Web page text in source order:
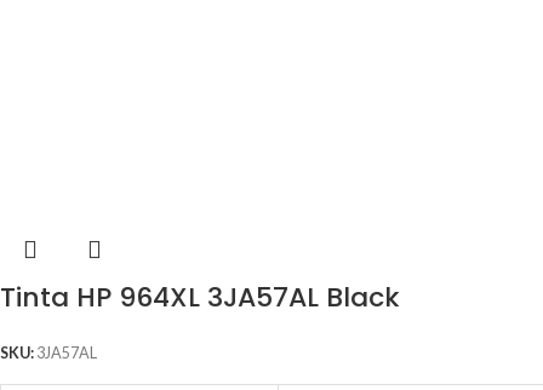
Tinta HP 964XL 3JA57AL Black
SKU: 3JA57AL